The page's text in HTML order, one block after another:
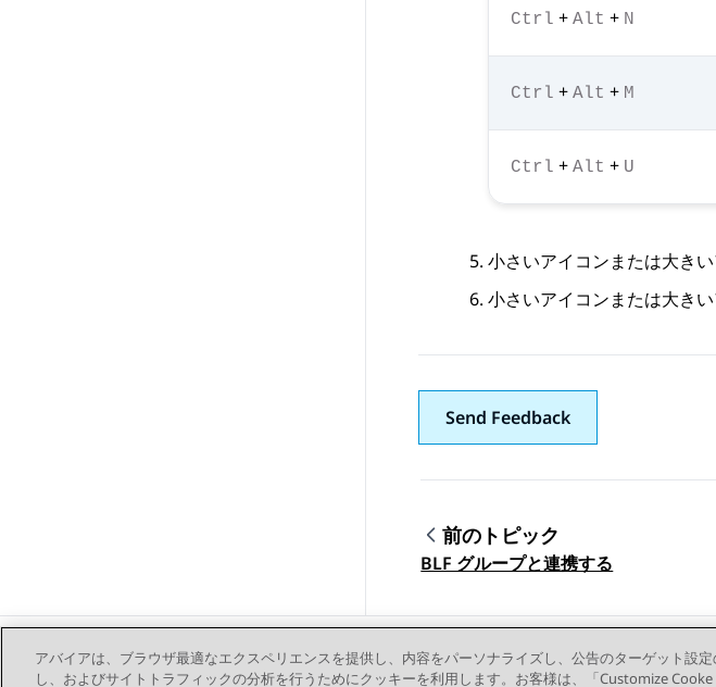
Ctrl + Alt + N
Ctrl + Alt + M
Ctrl + Alt + U
小さいアイコンまたは大き
小さいアイコンまたは大き
Send Feedback
トピックナビゲーション
前のトピック
BLF グループと連携する
アバイアは、ブラウザ最適なエクスペリエンスを提供し、内容をパーソナライズし、公告のターゲット設
し、およびサイトトラフィックの分析を行うためにクッキーを利用します。お客様は、「Customize